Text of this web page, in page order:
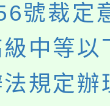
號裁定
中等以
規定辦